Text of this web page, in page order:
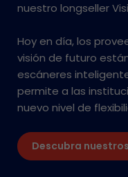
nuestro longseller
Hoy en día, los
visión de futuro
escáneres
permite a las
nuevo nivel de
Descubra